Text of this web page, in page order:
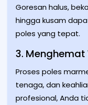
Goresan halus,
hingga kusam
poles yang tepat.
3.
Proses poles
tenaga, dan
profesional, Anda